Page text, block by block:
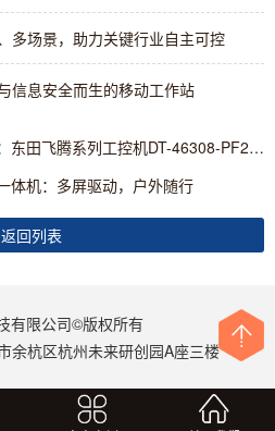
多场景，助力关键行业自主可控
信息安全而生的移动工作站
国产化服务器新选择：东田飞腾系列工控机DT-46308-PF2KMZ重磅发布
体机：多屏驱动，户外随行
返回列表
有限公司©版权所有
余杭区杭州未来研创园A座三楼